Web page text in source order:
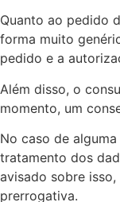
Quanto ao pedido
forma muito
pedido e a
Além disso, o
momento, um
No caso de
tratamento dos
avisado sobre
prerrogativa.